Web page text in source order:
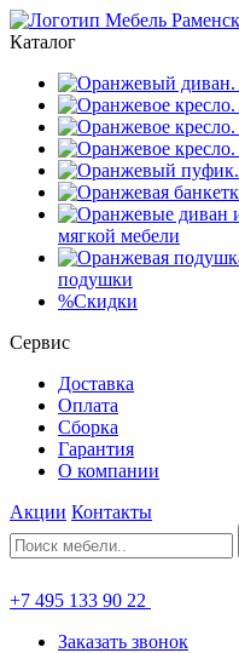
Каталог
мягкой мебели
подушки
%Скидки
Сервис
Доставка
Оплата
Сборка
Гарантия
О компании
Акции Контакты
+7 495 133 90 22
Заказать звонок